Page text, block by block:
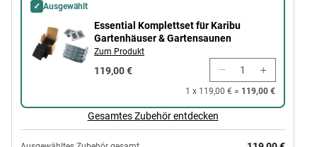
✓ Ausgewählt
Essential Komplettset für Karibu Gartenhäuser & Gartensaunen
Essential Komplettset für Karibu
Gartenhäuser & Gartensaunen
Zum Produkt
119,00 €
1 x 119,00 € = 119,00 €
Gesamtes Zubehör entdecken